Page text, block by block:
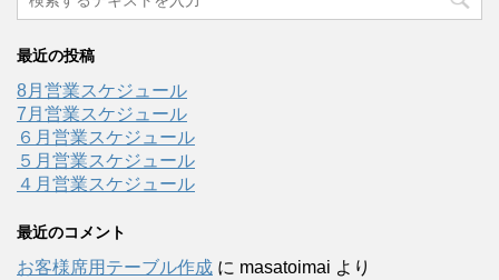
最近の投稿
8月営業スケジュール
7月営業スケジュール
６月営業スケジュール
５月営業スケジュール
４月営業スケジュール
最近のコメント
お客様席用テーブル作成 に masatoimai より